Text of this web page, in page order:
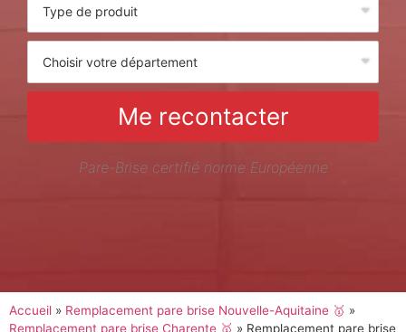
Me recontacter
Pare-Brise certifié norme Européenne
Accueil » Remplacement pare brise Nouvelle-Aquitaine 🥇 »
Remplacement pare brise Charente 🥇 » Remplacement pare brise